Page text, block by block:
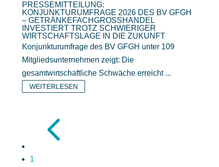
PRESSEMITTEILUNG:
KONJUNKTURUMFRAGE 2026 DES BV GFGH
– GETRÄNKEFACHGROSSHANDEL I
NVESTIERT TROTZ SCHWIERIGER W
IRTSCHAFTSLAGE IN DIE ZUKUNFT
Konjunkturumfrage des BV GFGH unter 109
Mitgliedsunternehmen zeigt: Die
gesamtwirtschaftliche Schwäche erreicht ...
WEITERLESEN
4
1